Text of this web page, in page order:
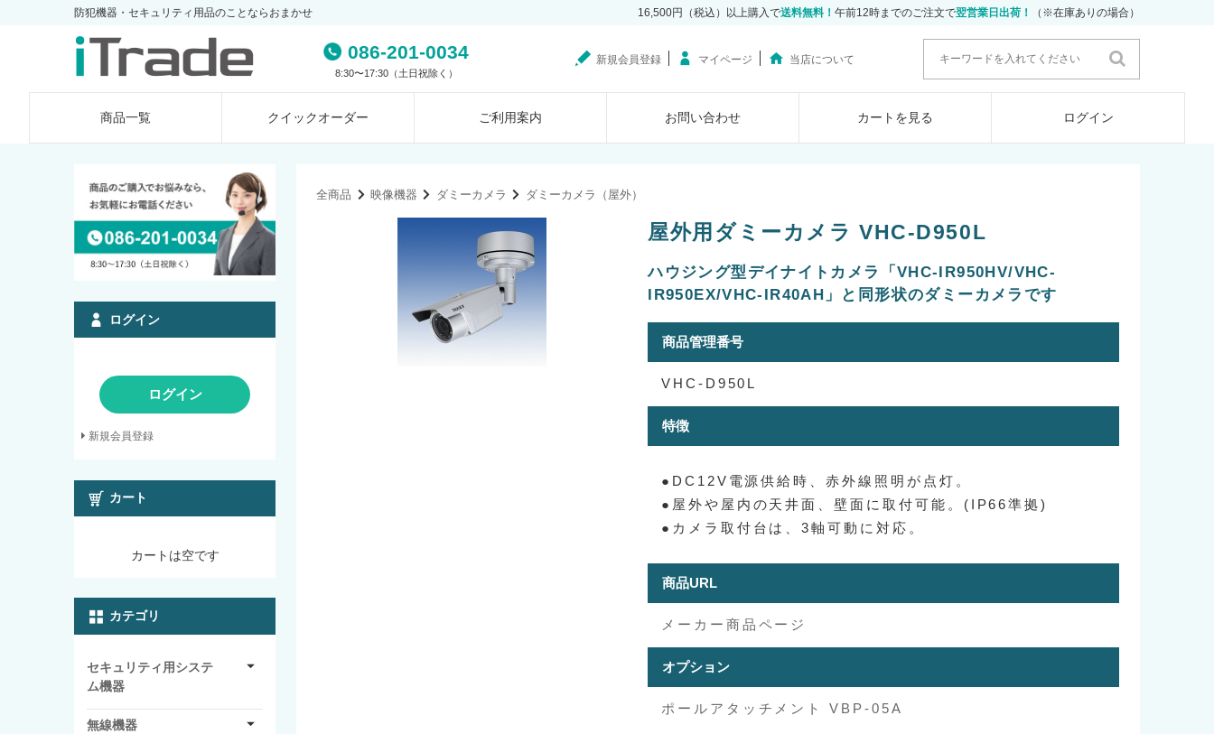
防犯機器・セキュリティ用品のことならおまかせ 16,500円（税込）以上購入で送料無料！ 午前12時までのご注文で翌営業日出荷！ （※在庫ありの場合）
086-201-0034
8:30〜17:30（土日祝除く）
新規会員登録 マイページ 当店について
商品一覧 クイックオーダー ご利用案内 お問い合わせ カートを見る ログイン
全商品 映像機器 ダミーカメラ ダミーカメラ（屋外）
屋外用ダミーカメラ VHC-D950L
ハウジング型デイナイトカメラ「VHC-IR950HV/VHC-
IR950EX/VHC-IR40AH」と同形状のダミーカメラです
商品管理番号
VHC-D950L
特徴
●DC12V電源供給時、赤外線照明が点灯。
●屋外や屋内の天井面、壁面に取付可能。(IP66準拠)
●カメラ取付台は、3軸可動に対応。
商品URL
メーカー商品ページ
オプション
ポールアタッチメント VBP-05A
ログイン
ログイン
新規会員登録
カート
カートは空です
カテゴリ
セキュリティ用システ
ム機器
無線機器